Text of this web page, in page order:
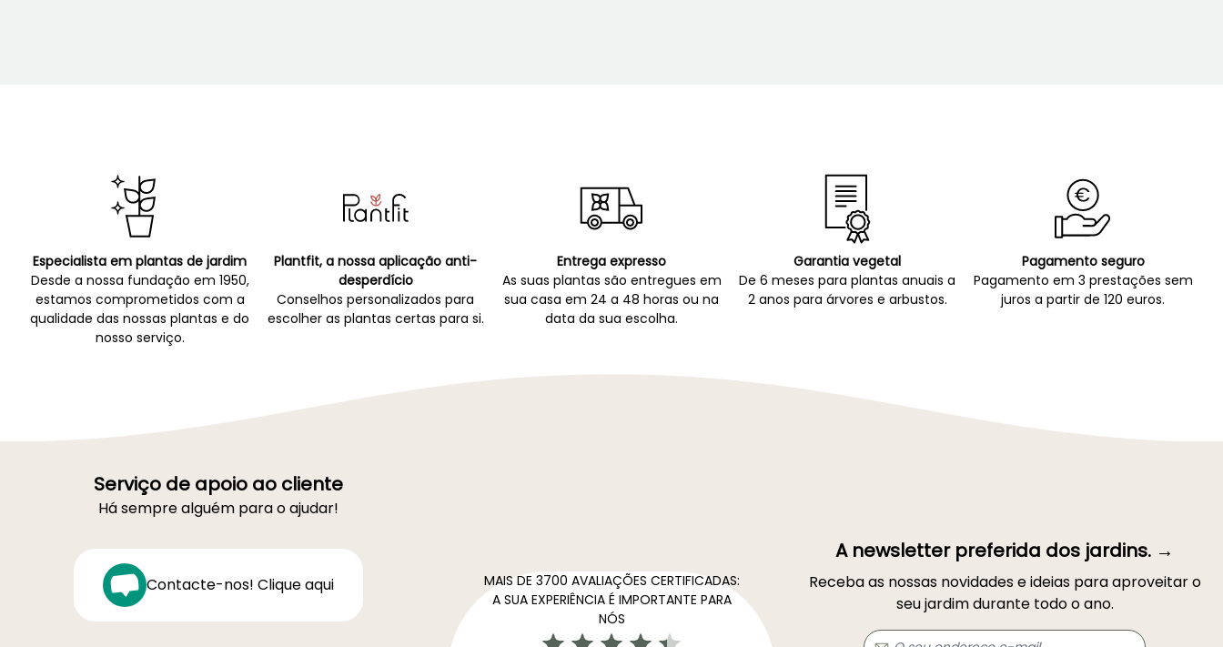
Especialista em plantas de jardim
Desde a nossa fundação em 1950,
estamos comprometidos com a
qualidade das nossas plantas e do
nosso serviço.
Plantfit, a nossa aplicação anti-
desperdício
Conselhos personalizados para
escolher as plantas certas para si.
Entrega expresso
As suas plantas são entregues em
sua casa em 24 a 48 horas ou na
data da sua escolha.
Garantia vegetal
De 6 meses para plantas anuais a
2 anos para árvores e arbustos.
Pagamento seguro
Pagamento em 3 prestações sem
juros a partir de 120 euros.
Serviço de apoio ao cliente
Há sempre alguém para o ajudar!
Contacte-nos! Clique aqui
MAIS DE 3700 AVALIAÇÕES CERTIFICADAS:
A SUA EXPERIÊNCIA É IMPORTANTE PARA
NÓS
A newsletter preferida dos jardins. →
Receba as nossas novidades e ideias para aproveitar o
seu jardim durante todo o ano.